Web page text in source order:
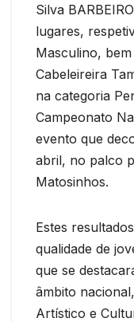
Silva
lugares,
Masculino,
Cabeleireira
na categoria
Campeonato
evento que
abril, no palco
Matosinhos.
Estes
qualidade de
que se
âmbito
Artístico e